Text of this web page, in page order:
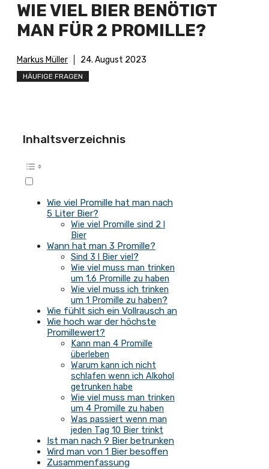
WIE VIEL BIER BENÖTIGT
MAN FÜR 2 PROMILLE?
Markus Müller 24. August 2023
HÄUFIGE FRAGEN
Inhaltsverzeichnis
Wie viel Promille hat man nach
5 Liter Bier?
Wie viel Promille sind 2 l
Bier
Wann hat man 3 Promille?
Sind 3 l Bier viel?
Wie viel muss man trinken
um 1.6 Promille zu haben
Wie viel muss ich trinken
um 1 Promille zu haben?
Wie fühlt sich ein Vollrausch an
Wie hoch war der höchste
Promillewert?
Kann man 4 Promille
überleben
Warum kann ich nicht
schlafen wenn ich Alkohol
getrunken habe
Wie viel muss man trinken
um 4 Promille zu haben
Was passiert wenn man
jeden Tag 10 Bier trinkt
Ist man nach 9 Bier betrunken
Wird man von 1 Bier besoffen
Zusammenfassung